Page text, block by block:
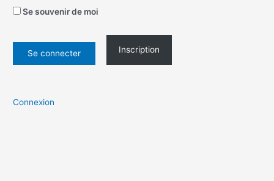
Se souvenir de moi
Inscription
Connexion